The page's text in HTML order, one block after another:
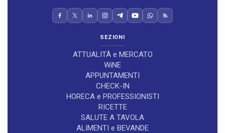
SEZIONI
ATTUALITÀ e MERCATO
WiNE
APPUNTAMENTI
CHECK-IN
HORECA e PROFESSIONISTI
RICETTE
SALUTE A TAVOLA
ALIMENTI e BEVANDE